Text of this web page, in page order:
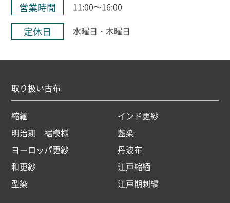
営業時間 11:00～16:00
定休日 水曜日・木曜日
取り扱い古布
縮緬
インド更紗
明治期 裾模様
藍染
ヨーロッパ更紗
丹波布
和更紗
江戸縮緬
型染
江戸期刺繍